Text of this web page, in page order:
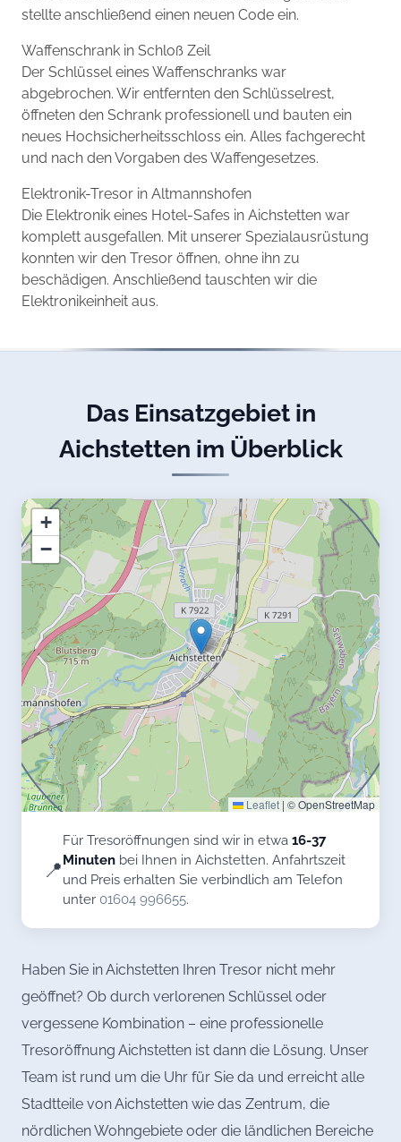
stellte anschließend einen neuen Code ein.
Waffenschrank in Schloß Zeil
Der Schlüssel eines Waffenschranks war
abgebrochen. Wir entfernten den Schlüsselrest,
öffneten den Schrank professionell und bauten ein
neues Hochsicherheitsschloss ein. Alles fachgerecht
und nach den Vorgaben des Waffengesetzes.
Elektronik-Tresor in Altmannshofen
Die Elektronik eines Hotel-Safes in Aichstetten war
komplett ausgefallen. Mit unserer Spezialausrüstung
konnten wir den Tresor öffnen, ohne ihn zu
beschädigen. Anschließend tauschten wir die
Elektronikeinheit aus.
Das Einsatzgebiet in
Aichstetten im Überblick
+
−
Leaflet | © OpenStreetMap
📍
Für Tresoröffnungen sind wir in etwa 16-37
Minuten bei Ihnen in Aichstetten. Anfahrtszeit
und Preis erhalten Sie verbindlich am Telefon
unter 01604 996655.
Haben Sie in Aichstetten Ihren Tresor nicht mehr
geöffnet? Ob durch verlorenen Schlüssel oder
vergessene Kombination – eine professionelle
Tresoröffnung Aichstetten ist dann die Lösung. Unser
Team ist rund um die Uhr für Sie da und erreicht alle
Stadtteile von Aichstetten wie das Zentrum, die
nördlichen Wohngebiete oder die ländlichen Bereiche